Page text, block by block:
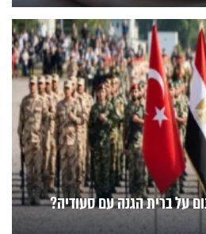
על ברית הגנה עם סעודיה?